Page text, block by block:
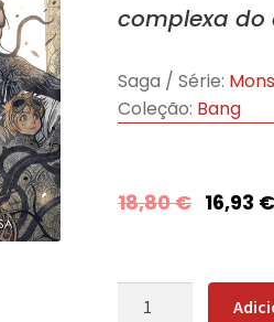
complexa do
Saga / Série:
Coleção: Bang
18,80€ 16,93 €
Quantidade